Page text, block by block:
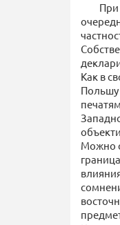
Как в
Польшу
Можно